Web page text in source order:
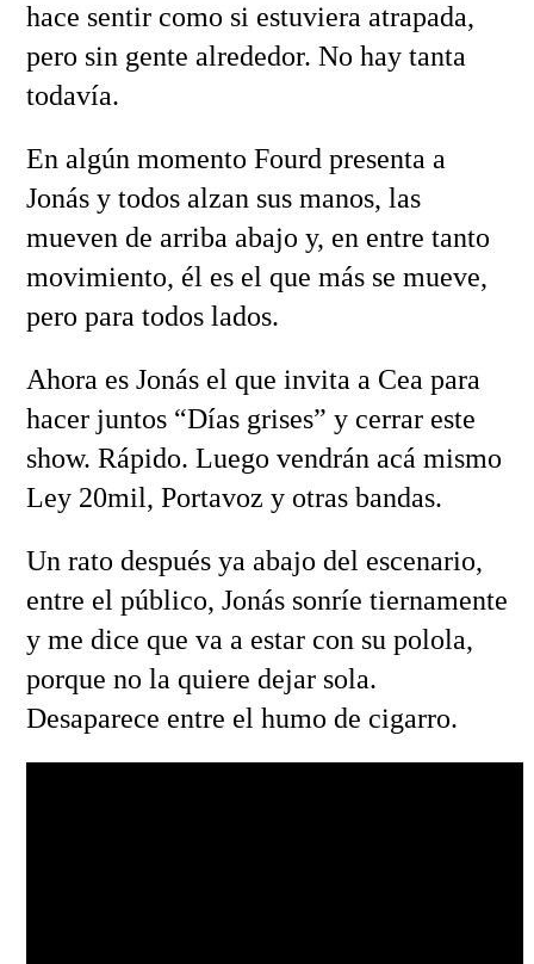
hace sentir como si estuviera atrapada,
pero sin gente alrededor. No hay tanta
todavía.
En algún momento Fourd presenta a
Jonás y todos alzan sus manos, las
mueven de arriba abajo y, en entre tanto
movimiento, él es el que más se mueve,
pero para todos lados.
Ahora es Jonás el que invita a Cea para
hacer juntos “Días grises” y cerrar este
show. Rápido. Luego vendrán acá mismo
Ley 20mil, Portavoz y otras bandas.
Un rato después ya abajo del escenario,
entre el público, Jonás sonríe tiernamente
y me dice que va a estar con su polola,
porque no la quiere dejar sola.
Desaparece entre el humo de cigarro.